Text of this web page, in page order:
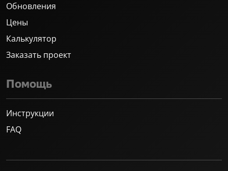
Обновления
Цены
Калькулятор
Заказать проект
Помощь
Инструкции
FAQ